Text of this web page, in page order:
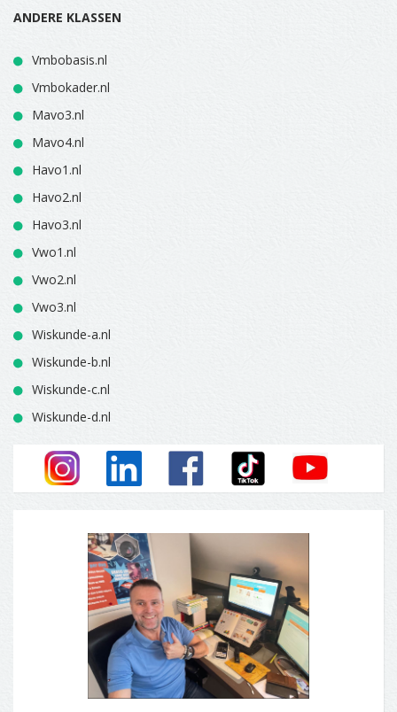
ANDERE KLASSEN
Vmbobasis.nl
Vmbokader.nl
Mavo3.nl
Mavo4.nl
Havo1.nl
Havo2.nl
Havo3.nl
Vwo1.nl
Vwo2.nl
Vwo3.nl
Wiskunde-a.nl
Wiskunde-b.nl
Wiskunde-c.nl
Wiskunde-d.nl